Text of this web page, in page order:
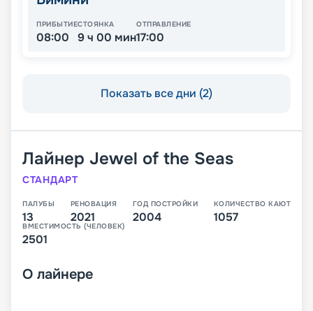
ПРИБЫТИЕ
08:00
СТОЯНКА
9 ч 00 мин
ОТПРАВЛЕНИЕ
17:00
Показать все дни (2)
Лайнер Jewel of the Seas
СТАНДАРТ
ПАЛУБЫ
13
РЕНОВАЦИЯ
2021
ГОД ПОСТРОЙКИ
2004
КОЛИЧЕСТВО КАЮТ
1057
ВМЕСТИМОСТЬ (ЧЕЛОВЕК)
2501
О лайнере